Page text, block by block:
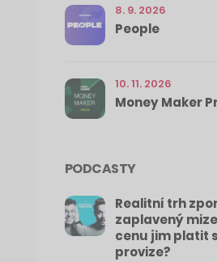
8. 9. 2026
People
10. 11. 2026
Money Maker
PODCASTY
Realitní trh
zaplavený
cenu jim platit
provize?